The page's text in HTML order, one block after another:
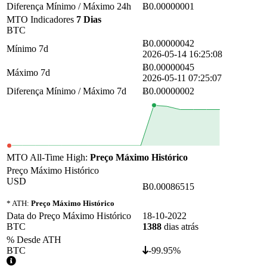
Diferença Mínimo / Máximo 24h
Ƀ0.00000001
MTO Indicadores 7 Dias
BTC
Mínimo 7d
Ƀ0.00000042
2026-05-14 16:25:08
Máximo 7d
Ƀ0.00000045
2026-05-11 07:25:07
Diferença Mínimo / Máximo 7d
Ƀ0.00000002
MTO All-Time High: Preço Máximo Histórico
Preço Máximo Histórico
USD
* ATH: Preço Máximo Histórico
Ƀ0.00086515
Data do Preço Máximo Histórico
BTC
18-10-2022
1388 dias atrás
% Desde ATH
BTC
-99.95%